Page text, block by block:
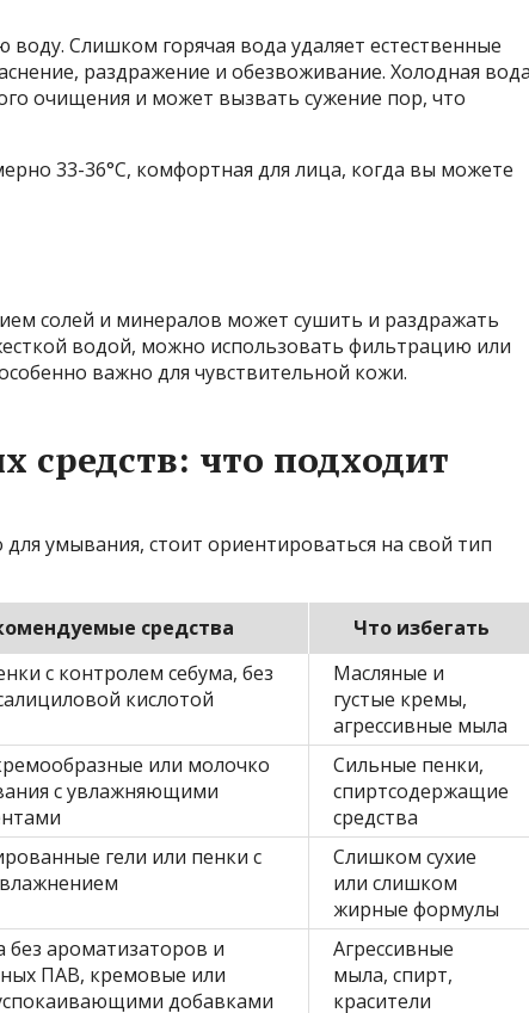
воду. Слишком горячая вода удаляет естественные
раздражение и обезвоживание. Холодная вода
очищения и может вызвать сужение пор, что
33-36°С, комфортная для лица, когда вы можете
солей и минералов может сушить и раздражать
водой, можно использовать фильтрацию или
важно для чувствительной кожи.
что подходит
умывания, стоит ориентироваться на свой тип
средства
Что избегать
с контролем себума, без
кислотой
Масляные и
густые кремы,
агрессивные мыла
или молочко
с увлажняющими
Сильные пенки,
спиртсодержащие
средства
гели или пенки с
Слишком сухие
или слишком
жирные формулы
без ароматизаторов и
ПАВ, кремовые или
добавками
Агрессивные
мыла, спирт,
красители